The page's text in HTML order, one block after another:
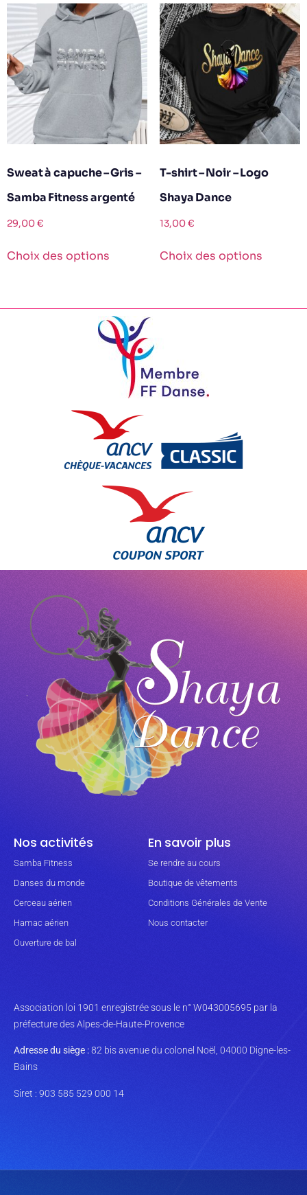
Sweat à capuche – Gris –
Samba Fitness argenté
29,00€
Choix des options
T-shirt – Noir – Logo
Shaya Dance
13,00€
Choix des options
Nos activités
Samba Fitness
Danses du monde
Cerceau aérien
Hamac aérien
Ouverture de bal
En savoir plus
Se rendre au cours
Boutique de vêtements
Conditions Générales de Vente
Nous contacter
Association loi 1901 enregistrée sous le n° W043005695 par la
préfecture des Alpes-de-Haute-Provence
Adresse du siège :82 bis avenue du colonel Noël, 04000 Digne-les-
Bains
Siret : 903 585 529 000 14